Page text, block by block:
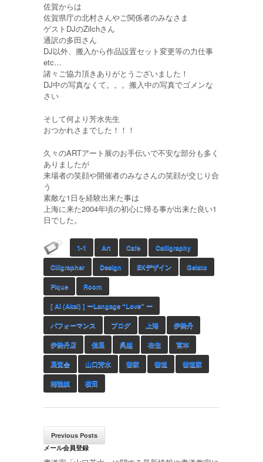
佐賀からは
佐賀県庁の北村さんやご関係者のみなさま
ゲストDJのZilchさん
通訳の多田さん
DJ以外、搬入から作品設置セット変更等の力仕事
etc…
諸々ご協力頂きありがとうございました！
DJ中の写真なくて。。。搬入中の写真でゴメンな
さい
そして何より芳水先生
おつかれさまでした！！！
久々のARTアート展のお手伝いで不安な部分も多く
ありましたが
来場者の笑顔や開催者のみなさんの笑顔が交じり合
う
素敵な1日を経験出来た事は
上海に来た2004年頃の初心に帰る事が出来た良い1
日でした。
1-1 Art Cafe Calligraphy
Clligrapher Design EKデザイン Gelato
Pique Room
[ Ai (akai) ] ーLangage “Love” ー
パフォーマンス ブログ 上海 伊勢丹
伊勢丹店 個展 呉越 在住 宮本
展覧会 山口芳水 書家 書道 書道家
梅龍鎮 横田
Previous Posts
メール会員登録